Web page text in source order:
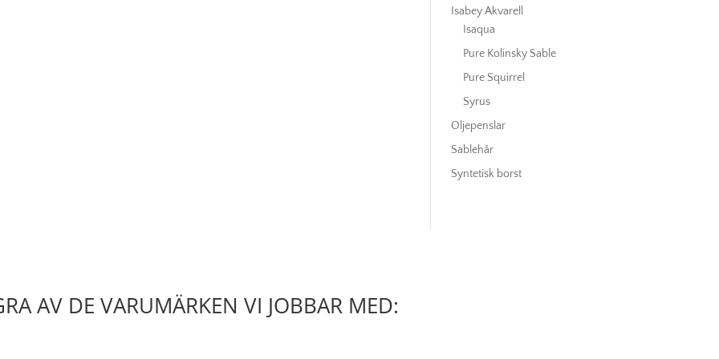
Isabey Akvarell
Isaqua
Pure Kolinsky Sable
Pure Squirrel
Syrus
Oljepenslar
Sablehår
Syntetisk borst
AV DE VARUMÄRKEN VI JOBBAR MED: